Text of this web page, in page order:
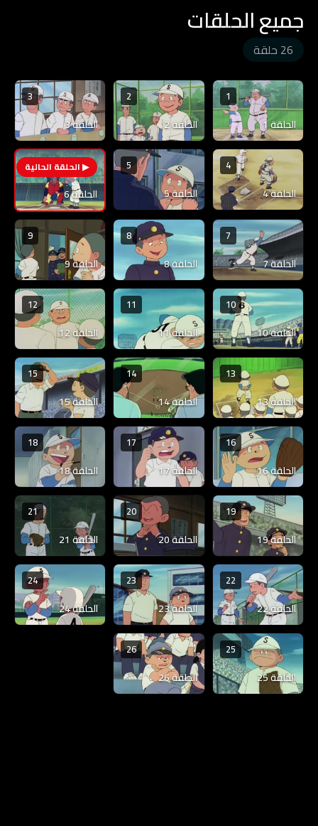
جميع الحلقات
26 حلقة
1
الحلقة 1
2
الحلقة 2
3
الحلقة 3
4
الحلقة 4
5
الحلقة 5
6
الحلقة 6
7
الحلقة 7
8
الحلقة 8
9
الحلقة 9
10
الحلقة 10
11
الحلقة 11
12
الحلقة 12
13
الحلقة 13
14
الحلقة 14
15
الحلقة 15
16
الحلقة 16
17
الحلقة 17
18
الحلقة 18
19
الحلقة 19
20
الحلقة 20
21
الحلقة 21
22
الحلقة 22
23
الحلقة 23
24
الحلقة 24
25
الحلقة 25
26
الحلقة 26